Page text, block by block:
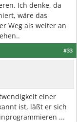
Ich denke, da
wäre das
Weg als weiter an
#33
einer
ist, läßt er sich
...